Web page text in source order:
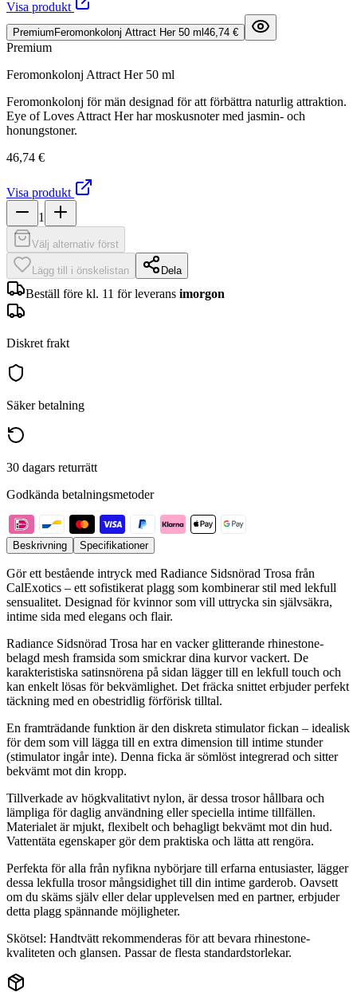
Visa produkt
Premium Feromonkolonj Attract Her 50 ml 46,74 €
Premium
Feromonkolonj Attract Her 50 ml
Feromonkolonj för män designad för att förbättra naturlig attraktion.
Eye of Loves Attract Her har moskusnoter med jasmin- och
honungstoner.
46,74 €
Visa produkt
1
Välj alternativ först
Lägg till i önskelistan Dela
Beställ före kl. 11 för leverans imorgon
Diskret frakt
Säker betalning
30 dagars returrätt
Godkända betalningsmetoder
Beskrivning Specifikationer
Gör ett bestående intryck med Radiance Sidsnörad Trosa från
CalExotics – ett sofistikerat plagg som kombinerar stil med lekfull
sensualitet. Designad för kvinnor som vill uttrycka sin självsäkra,
intime sida med elegans och flair.
Radiance Sidsnörad Trosa har en vacker glitterande rhinestone-
belagd mesh framsida som smickrar dina kurvor vackert. De
karakteristiska satinsnörena på sidan lägger till en lekfull touch och
kan enkelt lösas för bekvämlighet. Det fräcka snittet erbjuder perfekt
täckning med en obestridlig förförisk tilltal.
En framträdande funktion är den diskreta stimulator fickan – idealisk
för dem som vill lägga till en extra dimension till intime stunder
(stimulator ingår inte). Denna ficka är sömlöst integrerad och sitter
bekvämt mot din kropp.
Tillverkade av högkvalitativt nylon, är dessa trosor hållbara och
lämpliga för daglig användning eller speciella intime tillfällen.
Materialet är mjukt, flexibelt och behagligt bekvämt mot din hud.
Vattentäta egenskaper gör dem praktiska och lätta att rengöra.
Perfekta för alla från nyfikna nybörjare till erfarna entusiaster, lägger
dessa lekfulla trosor mångsidighet till din intime garderob. Oavsett
om du skäms själv eller delar upplevelsen med en partner, erbjuder
detta plagg spännande möjligheter.
Skötsel: Handtvätt rekommenderas för att bevara rhinestone-
kvaliteten och glansen. Passar de flesta standardstorlekar.